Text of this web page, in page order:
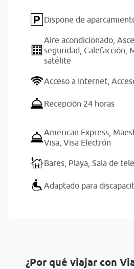
Dispone de
Aire acondicionado,
seguridad, Calefacción,
satélite
Acceso a Internet,
Recepción 24 horas
American Express,
Visa, Visa Electrón
Bares, Playa, Sala de
Adaptado para
¿Por qué viajar con